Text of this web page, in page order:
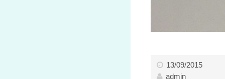
13/09/2015
admin